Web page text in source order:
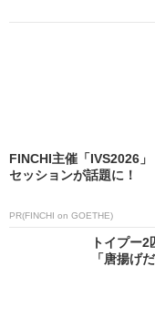
FINCHI主催「IVS2026」
セッションが話題に！
PR(FINCHI on GOETHE)
トイプー
「唐揚げ